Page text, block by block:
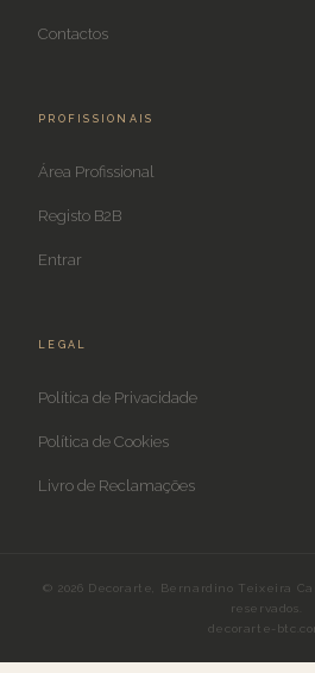
Contactos
PROFISSIONAIS
Área Profissional
Registo B2B
Entrar
LEGAL
Política de Privacidade
Política de Cookies
Livro de Reclamações
© 2026 Decorarte, Bernardino Teixeira
reservados.
decorarte-